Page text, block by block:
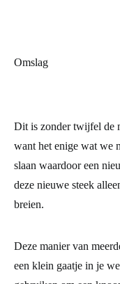
Omslag
Dit is zonder twijfel de
want het enige wat we
slaan waardoor een
deze nieuwe steek
breien.
Deze manier van
een klein gaatje in je